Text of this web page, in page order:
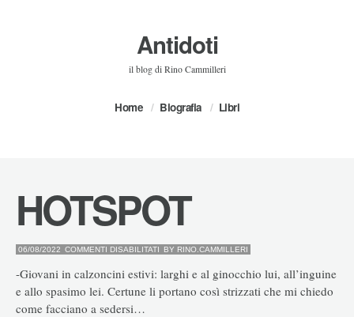
Antidoti
il blog di Rino Cammilleri
Home Biografia Libri
HOTSPOT
06/08/2022 COMMENTI DISABILITATI SU
BY RINO.CAMMILLERI
-Giovani in calzoncini estivi: larghi e al ginocchio lui, all’inguine
e allo spasimo lei. Certune li portano così strizzati che mi chiedo
come facciano a sedersi…